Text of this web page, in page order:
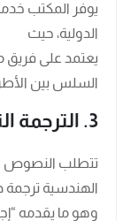
يوفر المكتب
الدولية، حيث
يعتمد على فريق
السلس بين
3. الترجمة التقنية
تتطلب النصوص
الهندسية
وهو ما يقدمه